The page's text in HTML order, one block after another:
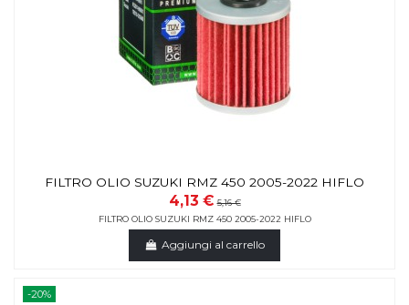
FILTRO OLIO SUZUKI RMZ 450 2005-2022 HIFLO
4,13 €5,16 €
FILTRO OLIO SUZUKI RMZ 450 2005-2022 HIFLO
Aggiungi al carrello
-20%